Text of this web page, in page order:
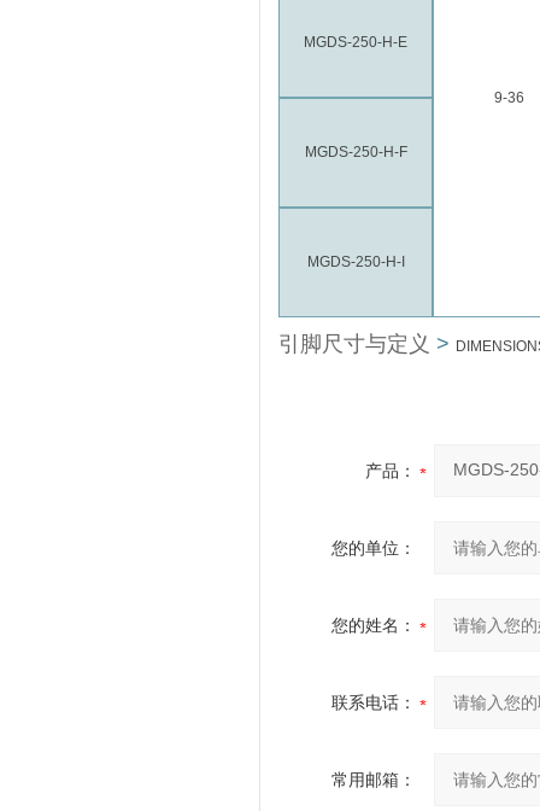
9-36
MGDS-250-H-E
MGDS-250-H-F
MGDS-250-H-I
引脚尺寸与定义 >
产品：
您的单位：
您的姓名：
联系电话：
常用邮箱：